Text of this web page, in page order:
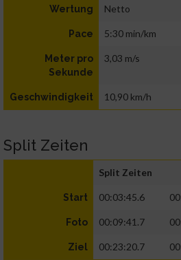
Wertung Netto
Pace 5:30 min/km
Meter pro
Sekunde
3,03 m/s
Geschwindigkeit 10,90 km/h
Split Zeiten
Split Zeiten
Start 00:03:45.6
Foto 00:09:41.7
Ziel 00:23:20.7